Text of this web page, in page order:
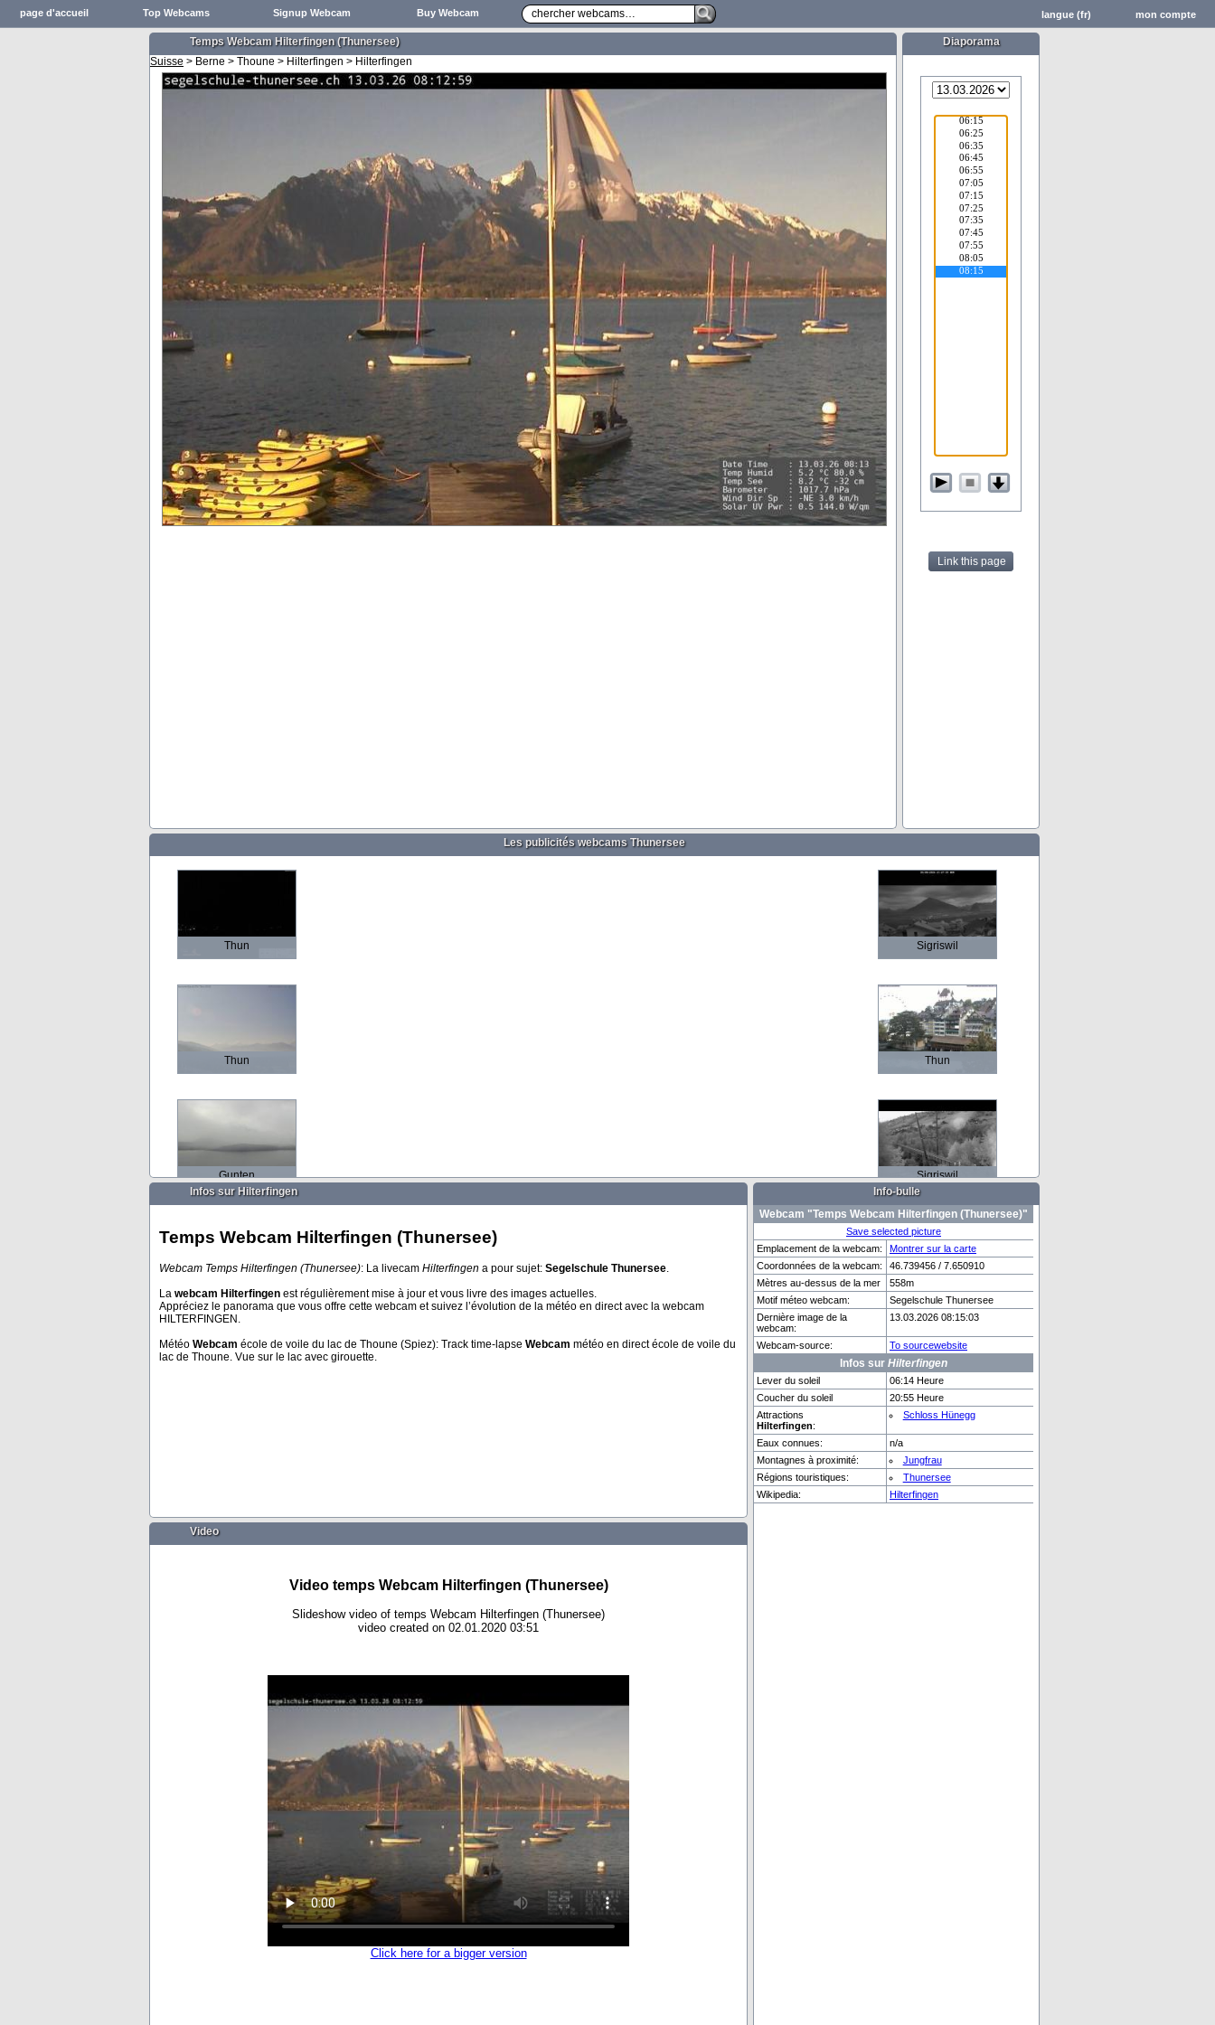
page d'accueil Top Webcams Signup Webcam Buy Webcam mon compte
langue (fr)
Temps Webcam Hilterfingen (Thunersee)
Suisse > Berne > Thoune > Hilterfingen > Hilterfingen
Diaporama
Link this page
Les publicités webcams Thunersee
Thun
Thun
Gunten
Sigriswil
Thun
Sigriswil
Grächen Adelboden Zermatt Puidoux-Gare
Info-bulle
Webcam "Temps Webcam Hilterfingen (Thunersee)"
Save selected picture
Emplacement de la webcam:
Montrer sur la carte
Coordonnées de la webcam:
46.739456 / 7.650910
Mètres au-dessus de la mer
558m
Motif méteo webcam:
Segelschule Thunersee
Dernière image de la
webcam:
13.03.2026 08:15:03
Webcam-source: To sourcewebsite
Infos sur Hilterfingen
Lever du soleil
06:14 Heure
Coucher du soleil
20:55 Heure
Attractions
Hilterfingen:
Schloss Hünegg
Eaux connues:
n/a
Montagnes à proximité:
Jungfrau
Régions touristiques:
Thunersee
Wikipedia:
Hilterfingen
Infos sur Hilterfingen
Temps Webcam Hilterfingen (Thunersee)
Webcam Temps Hilterfingen (Thunersee): La livecam Hilterfingen a pour sujet: Segelschule Thunersee.
La webcam Hilterfingen est régulièrement mise à jour et vous livre des images actuelles.
Appréciez le panorama que vous offre cette webcam et suivez l’évolution de la météo en direct avec la webcam
HILTERFINGEN.
Météo Webcam école de voile du lac de Thoune (Spiez): Track time-lapse Webcam météo en direct école de voile du
lac de Thoune. Vue sur le lac avec girouette.
Video
Video temps Webcam Hilterfingen (Thunersee)
Slideshow video of temps Webcam Hilterfingen (Thunersee)
video created on 02.01.2020 03:51
Click here for a bigger version